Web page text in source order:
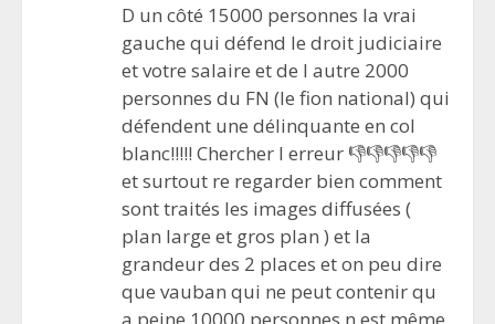
D un côté 15000 personnes la vrai
gauche qui défend le droit judiciaire
et votre salaire et de l autre 2000
personnes du FN (le fion national) qui
défendent une délinquante en col
blanc!!!!! Chercher l erreur 👎👎👎👎👎
et surtout re regarder bien comment
sont traités les images diffusées (
plan large et gros plan ) et la
grandeur des 2 places et on peu dire
que vauban qui ne peut contenir qu
a peine 10000 personnes n est même